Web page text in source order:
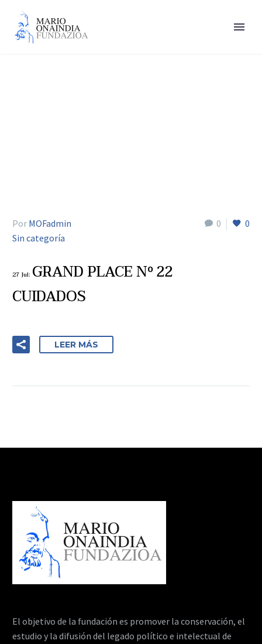
0 0
Por MOFadmin
Sin categoría
27 Jul: GRAND PLACE Nº 22
CUIDADOS
LEER MÁS
El objetivo de la fundación es promover la conservación, el
estudio y la difusión del legado político e intelectual de